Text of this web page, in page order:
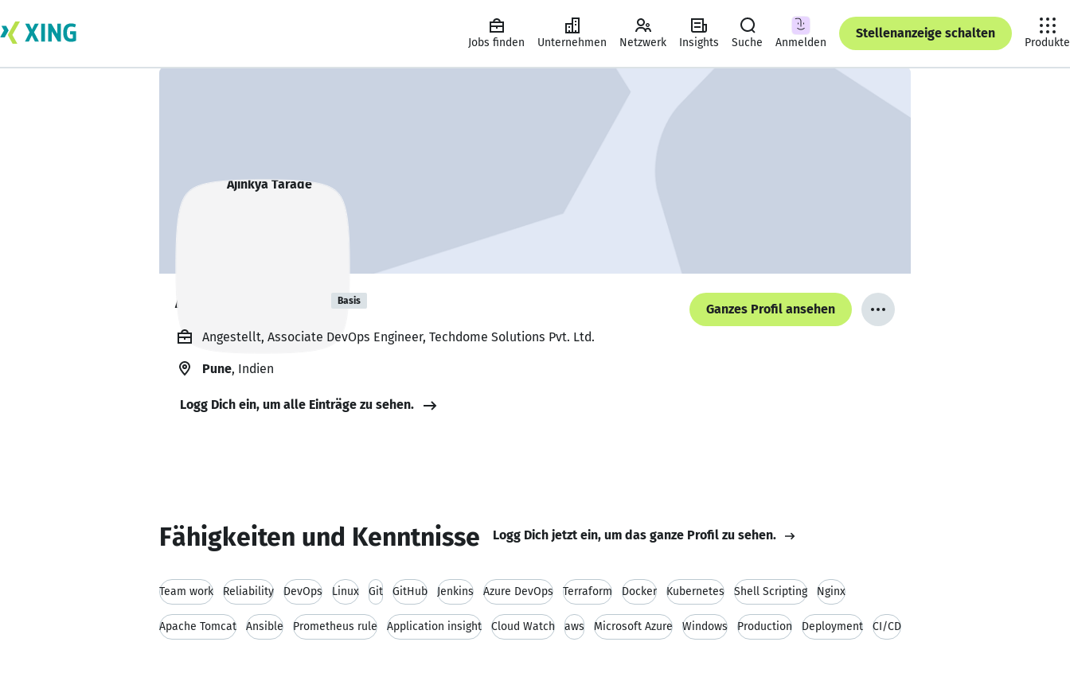
Jobs finden Unternehmen Netzwerk Insights Suche Anmelden
Stellenanzeige schalten
Produkte
Ajinkya Tarade Basis
Ganzes Profil ansehen
Angestellt, Associate DevOps Engineer, Techdome Solutions Pvt. Ltd.
Pune, Indien
Logg Dich ein, um alle Einträge zu sehen.
Fähigkeiten und Kenntnisse Logg Dich jetzt ein, um das ganze Profil zu sehen.
Team work Reliability DevOps Linux Git GitHub Jenkins Azure DevOps Terraform Docker Kubernetes Shell Scripting Nginx
Apache Tomcat Ansible Prometheus rule Application insight Cloud Watch aws Microsoft Azure Windows Production Deployment CI/CD